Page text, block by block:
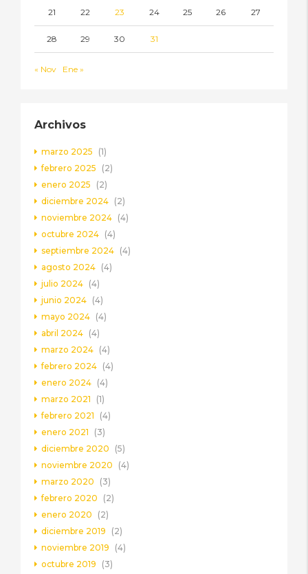
21 22 23 24 25 26 27
28 29 30 31
« Nov Ene »
Archivos
marzo 2025
(1)
febrero 2025
(2)
enero 2025
(2)
diciembre 2024 (2)
noviembre 2024 (4)
octubre 2024 (4)
septiembre 2024 (4)
agosto 2024 (4)
julio 2024 (4)
junio 2024 (4)
mayo 2024 (4)
abril 2024 (4)
marzo 2024 (4)
febrero 2024 (4)
enero 2024 (4)
marzo 2021
(1)
febrero 2021
(4)
enero 2021
(3)
diciembre 2020
(5)
noviembre 2020
(4)
marzo 2020
(3)
febrero 2020
(2)
enero 2020
(2)
diciembre 2019
(2)
noviembre 2019
(4)
octubre 2019
(3)